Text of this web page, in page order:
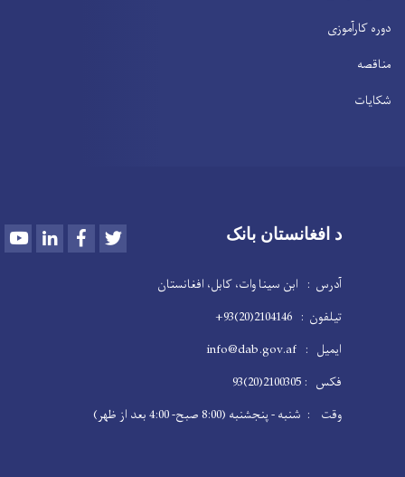
دوره کارآموزی
مناقصه
شکایات
د افغانستان بانک YoutubeLinkedInFacebook
آدرس : ابن سینا وات، کابل، افغانستان
تیلفون : 2104146(20)93+
ایمیل : info@dab.gov.af
فکس : 2100305(20)93
وقت : شنبه - پنجشنبه (8:00 صبح- 4:00 بعد از ظهر)